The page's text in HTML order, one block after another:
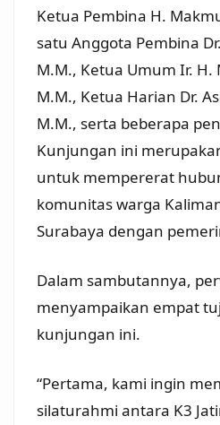
Ketua Pembina H.
satu Anggota Pembina
M.M., Ketua Umum Ir. H.
M.M., Ketua Harian Dr.
M.M., serta beberapa
Kunjungan ini
untuk mempererat
komunitas warga
Surabaya dengan
Dalam sambutannya,
menyampaikan empat
kunjungan ini.
“Pertama, kami ingin
silaturahmi antara K3